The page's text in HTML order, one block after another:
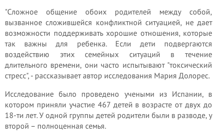
"Сложное общение обоих родителей между собой,
вызванное сложившейся конфликтной ситуацией, не дает
возможности поддерживать хорошие отношения, которые
так важны для ребенка. Если дети подвергаются
воздействию этих семейных ситуаций в течение
длительного времени, они часто испытывают "токсический
стресс", - рассказывает автор исследования Мария Долорес.
Исследование было проведено учеными из Испании, в
котором приняли участие 467 детей в возрасте от двух до
18-ти лет. У одной группы детей родители были в разводе, у
второй – полноценная семья.